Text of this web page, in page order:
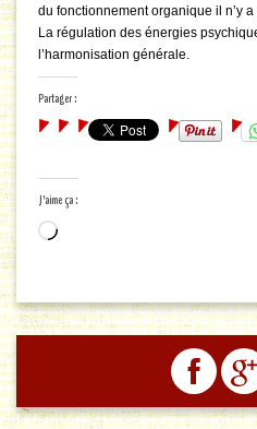
du fonctionnement organique il n’y
La régulation des énergies
l’harmonisation générale.
Partager :
J’aime ça :
Chargement…